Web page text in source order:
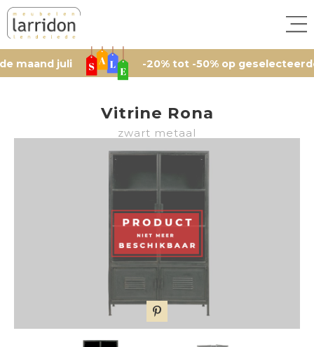
juli -20% tot -50% op geselecteerde
Vitrine Rona
zwart metaal